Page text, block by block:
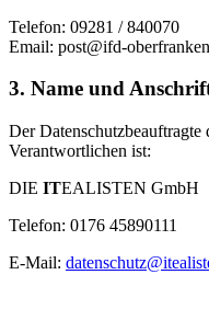
Telefon: 09281 / 840070
Email: post@ifd-
3. Name und
Der Datenschutzbeauftragte
Verantwortlichen ist:
DIE ITEALISTEN GmbH
Telefon: 0176 45890111
E-Mail: